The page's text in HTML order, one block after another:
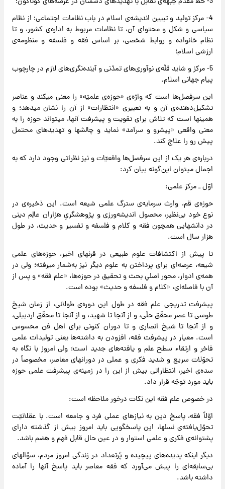
4- مرکز تولید و تبیین اندیشه‌ی اسلام در باب نظامات اجتماعی؛ از نظام
سیاسی و شکل و محتوای آن، تا نظامات مربوط به اداره‌ی کشور، و تا
نظام خانواده و روابط شخصی، بر اساس فقه و فلسفه و منظومه‌ی
ارزشی اسلام؛
5- مرکز و شاید قلّه‌ی نوآوری‌های تمدّنی و آینده‌نگری‌های لازم در چارچوب
پیام جهانی اسلام.
این سرفصل‌ها است که واژه‌ی «حوزه‌ی علمیّه» را معنی میکند و عناصر
تشکیل‌دهنده‌ی آن و به تعبیری «انتظارات» از آن را نشان میدهد؛ و
همینها است که تلاش برای تقویت و پیشرفت آنها، میتواند حوزه را به
معنی واقعی «پیشرو و سرآمد» نماید و چالشها و تهدیدهای محتمل
پیش رو را علاج کند.
درباره‌ی هر یک از این سرفصل‌ها واقعیّات و نیز نظراتی وجود دارد که به
اجمال میتوان این‌گونه بیان کرد:
اوّل ـ مرکز علمی:
حوزه‌ی قم، وارث سرمایه‌ی سترگ علمی شیعه است. این ذخیره‌ی در
نوع خود بی‌نظیر، محصول اندیشه‌ورزی و پژوهشگریِ هزاران عالِم دینی
در دانشهایی همچون فقه و کلام و فلسفه و تفسیر و حدیث، در طول
هزار سال است.
تا پیش از اکتشافات علوم طبیعی در قرنهای اخیر، حوزه‌های علمی
شیعه، عرصه‌ای برای پرداختن به علوم دیگر نیز به‌شمار میرفته؛ ولی در
همه‌ی ادوار، محور اصلیِ بحث و تحقیق در حوزه‌ها، «علم فقه» و پس از
آن با فاصله‌ای، «کلام و فلسفه و حدیث» بوده است.
پیشرفت تدریجی علم فقه در طول این دوره‌ی طولانی، از زمان شیخ
طوسی تا عصر محقّق حلّی، و از آنجا تا شهید، و از آنجا تا محقّق اردبیلی،
و از آنجا تا شیخ انصاری و تا دوران کنونی برای اهل فن محسوس
است. معیار در پیشرفت فقه، افزودن به داشته‌ها یعنی تولیدات علمی
فاخر و ارتقاء سطح علم و یافته‌های جدید است؛ ولی امروز با نگاه به
تحوّلات سریع و شدید فکری و عملی در دورانهای معاصر، مخصوصاً در
سده‌ی اخیر، انتظاراتی بیش از این را در زمینه‌ی پیشرفت علمی حوزه
باید مورد توجّه قرار داد.
در خصوص علم فقه این نکات درخور ملاحظه است:
اوّلاً فقه، پاسخ دین به نیازهای عملی فرد و جامعه است. با عقلانیّت
تحوّل‌یافته‌ی نسلها، این پاسخگویی باید امروز بیش از گذشته دارای
پشتوانه‌ی فکری و علمی استوار و در عین حال قابل فهم و هضم باشد.
دیگر اینکه پدیده‌های پیچیده و پُرتعداد در زندگی امروز مردم، سؤالهای
بی‌سابقه‌ای را پیش می‌آورد که فقه معاصر باید پاسخ آنها را آماده
داشته باشد.